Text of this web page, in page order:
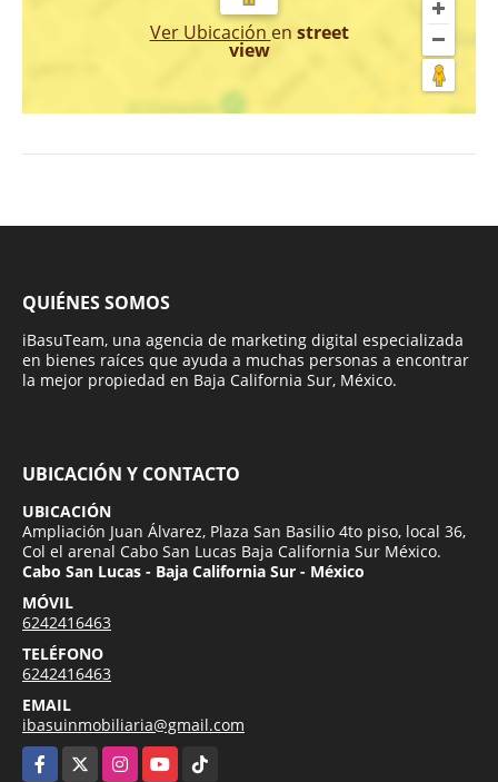
Ver Ubicación en street
view
QUIÉNES SOMOS
iBasuTeam, una agencia de marketing digital especializada
en bienes raíces que ayuda a muchas personas a encontrar
la mejor propiedad en Baja California Sur, México.
UBICACIÓN Y CONTACTO
UBICACIÓN
Ampliación Juan Álvarez, Plaza San Basilio 4to piso, local 36,
Col el arenal Cabo San Lucas Baja California Sur México.
Cabo San Lucas - Baja California Sur - México
MÓVIL
6242416463
TELÉFONO
6242416463
EMAIL
ibasuinmobiliaria@gmail.com
Facebook
InstagramYouTubeTikTok